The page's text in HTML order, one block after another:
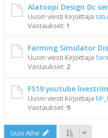
Alatoopi Design Dc
Uusin viesti Kirjoittaja
Vastaukset: 1
Farming Simulator
Uusin viesti Kirjoittaja
Vastaukset: 2
FS19 youtube
Uusin viesti Kirjoittaja
Vastaukset: 9
Uusi Aihe